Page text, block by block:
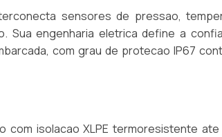
sensores de pressao,
Sua engenharia eletrica define a
com grau de protecao IP67
isolacao XLPE termoresistente ate